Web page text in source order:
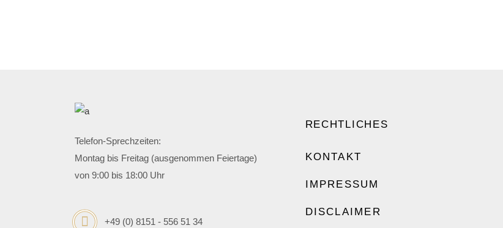
Telefon-Sprechzeiten:
Montag bis Freitag (ausgenommen Feiertage)
von 9:00 bis 18:00 Uhr
+49 (0) 8151 - 556 51 34
RECHTLICHES
KONTAKT
IMPRESSUM
DISCLAIMER